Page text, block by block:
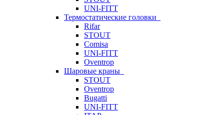
UNI-FITT
Термостатические головки
Rifar
STOUT
Comisa
UNI-FITT
Oventrop
Шаровые краны
STOUT
Oventrop
Bugatti
UNI-FITT